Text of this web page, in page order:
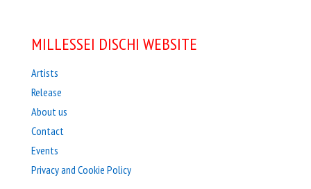
MILLESSEI DISCHI WEBSITE
Artists
Release
About us
Contact
Events
Privacy and Cookie Policy